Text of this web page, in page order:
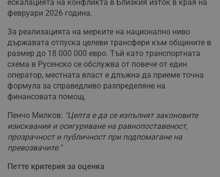
ескалацията на конфликта в Близкия изток в края на
февруари 2026 година.
За реализацията на мерките на национално ниво
държавата отпуска целеви трансфери към общините в
размер до 18 000 000 евро. Тъй като транспортната
схема в Русенско се обслужва от повече от един
оператор, местната власт е длъжна да приеме точна
формула за справедливо разпределяне на
финансовата помощ.
Пенчо Милков: "Целта е да се изпълнят законовите
изисквания и осигуряване на равнопоставеност,
прозрачност и публичност при подпомагане на
превозвачите."
Петте критерия за оценка